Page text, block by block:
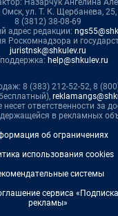
Назарчук Ангелина
ул. Т. К. Щербанева,
8 (3812) 38-08-69
адрес редакции:
Роскомнадзора и
juristnsk@shkulev.ru
help@shkulev.ru
8 (383) 212-52-52, 8
несет ответственности за
в рекламных
об ограничениях
использования cookies
системы
сервиса
рекламы»